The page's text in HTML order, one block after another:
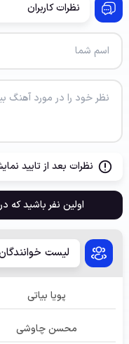
نظرات کاربران
نظرات بعد از تایید
اولین نفر باشید که
لیست
پویا بیاتی
محسن چاوشی